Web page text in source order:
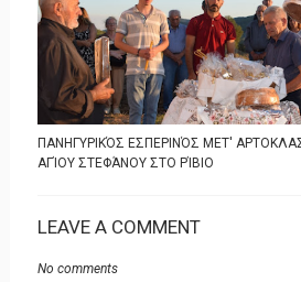
ΠΑΝΗΓΥΡΙΚΌΣ ΕΣΠΕΡΙΝΌΣ ΜΕΤ'
ΑΓΊΟΥ ΣΤΕΦΆΝΟΥ ΣΤΟ ΡΊΒΙΟ
LEAVE A COMMENT
No comments